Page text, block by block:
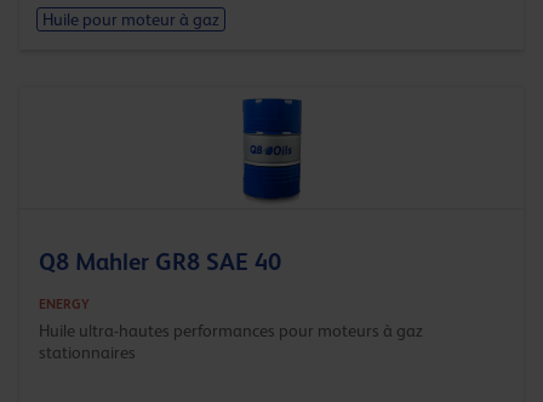
Huile pour moteur à gaz
Q8 Mahler GR8 SAE 40
ENERGY
Huile ultra-hautes performances pour moteurs à gaz
stationnaires